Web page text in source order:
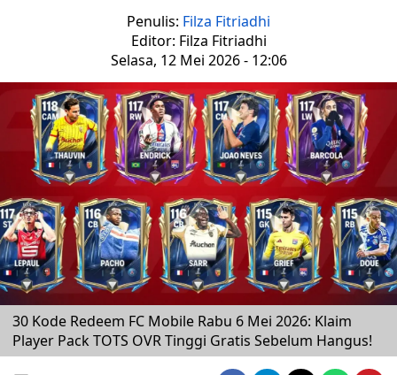
Penulis: Filza Fitriadhi
Editor: Filza Fitriadhi
Selasa, 12 Mei 2026 - 12:06
30 Kode Redeem FC Mobile Rabu 6 Mei 2026: Klaim
Player Pack TOTS OVR Tinggi Gratis Sebelum Hangus!